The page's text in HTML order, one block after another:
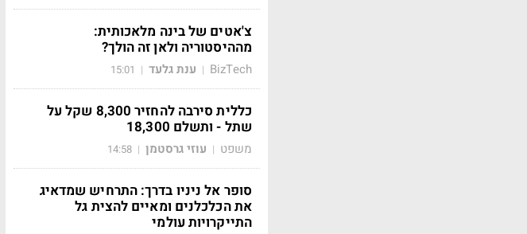
צ'אטים של בינה מלאכותית:
מההיסטוריה ולאן זה הולך?
BizTech
| ענת גלעד |
15:01
כללית סירבה להחזיר 8,300 שקל על
שתל - ותשלם 18,300
משפט | עוזי גרסטמן |
14:58
סופר אל ניניו בדרך: התרחיש שמדאיג
את הכלכלנים ומאיים להצית גל
התייקרויות עולמי